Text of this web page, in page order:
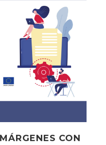
CON